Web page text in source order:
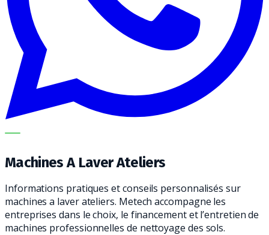
METECH
Machines A Laver Ateliers
Informations pratiques et conseils personnalisés sur
machines a laver ateliers. Metech accompagne les
entreprises dans le choix, le financement et l’entretien de
machines professionnelles de nettoyage des sols.